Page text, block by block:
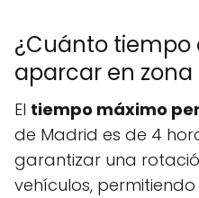
¿Cuánto
aparcar en zona
El tiempo máximo
de Madrid es de 4
garantizar una
vehículos,